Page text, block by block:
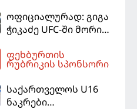
ჩააგდეს - რა
ხდებოდა ტრაბზონში
ფეხბურთელის
წარდგენისას
ოფიციალურად: გიგა
ჭიკაძე UFC-ში მორიგ
სექტემბერში
გამართავს
ფეხბურთის
რუბრიკის სპონსორი
საქართველოს U16
ნაკრები